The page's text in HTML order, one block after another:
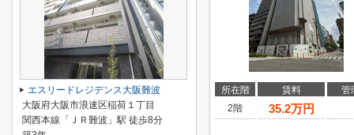
所在階 賃料
管
2階
35.2万円
エスリードレジデンス大阪難波
大阪府大阪市浪速区稲荷１丁目
関西本線「ＪＲ難波」駅 徒歩8分